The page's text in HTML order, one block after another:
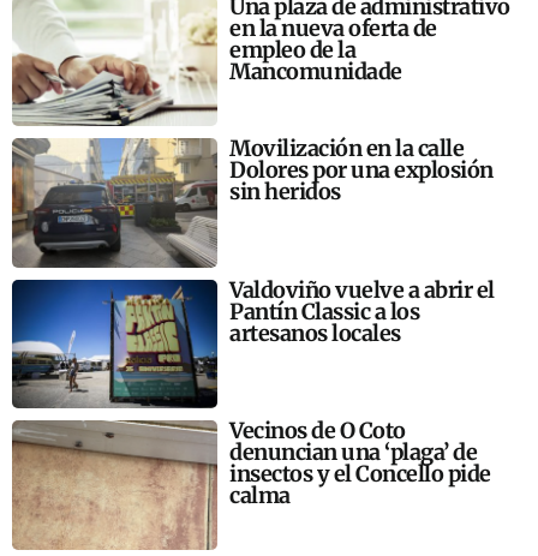
Una plaza de administrativo
en la nueva oferta de
empleo de la
Mancomunidade
Movilización en la calle
Dolores por una explosión
sin heridos
Valdoviño vuelve a abrir el
Pantín Classic a los
artesanos locales
Vecinos de O Coto
denuncian una ‘plaga’ de
insectos y el Concello pide
calma